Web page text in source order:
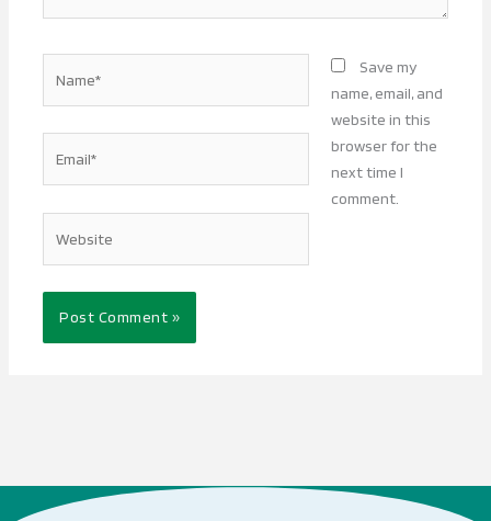
Save my
name, email, and
website in this
browser for the
next time I
comment.